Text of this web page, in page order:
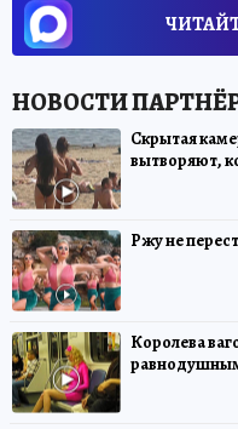
Скрытая
вытворяют,
Ржу не
Королева